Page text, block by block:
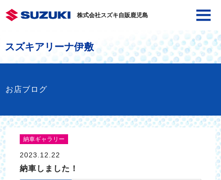
株式会社スズキ自販鹿児島
スズキアリーナ伊敷
お店ブログ
納車ギャラリー
2023.12.22
納車しました！